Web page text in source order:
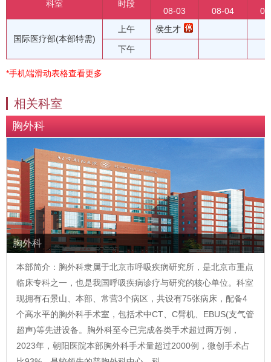
科室 时段
08-03
08-04
国际医疗部(本部特需)
上午 侯生才
下午
*手机端滑动表格查看更多
相关科室
胸外科
胸外科
本部简介：胸外科隶属于北京市呼吸疾病研究所，是北京市重点
临床专科之一，也是我国呼吸疾病诊疗与研究的核心单位。科室
现拥有石景山、本部、常营3个病区，共设有75张病床，配备4
个高水平的胸外科手术室，包括术中CT、C臂机、EBUS(支气管
超声)等先进设备。胸外科至今已完成各类手术超过两万例，
2023年，朝阳医院本部胸外科手术量超过2000例，微创手术占